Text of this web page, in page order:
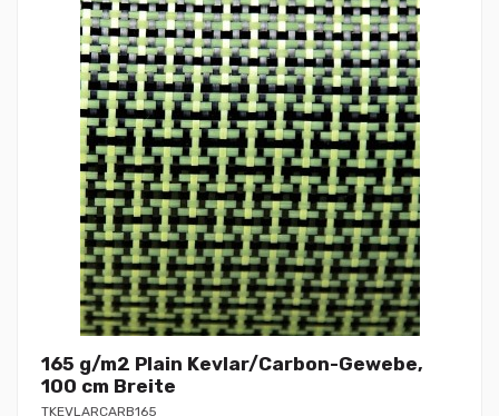
165 g/m2 Plain Kevlar/Carbon-Gewebe,
100 cm Breite
TKEVLARCARB165